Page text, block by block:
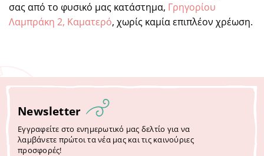
σας από το φυσικό μας κατάστημα, Γρηγορίου
Λαμπράκη 2, Καματερό, χωρίς καμία επιπλέον χρέωση.
Newsletter
Εγγραφείτε στο ενημερωτικό μας δελτίο για να
λαμβάνετε πρώτοι τα νέα μας και τις καινούριες
προσφορές!